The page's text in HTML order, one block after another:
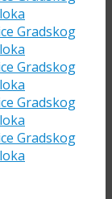
Gradskog
Gradskog
Gradskog
Gradskog